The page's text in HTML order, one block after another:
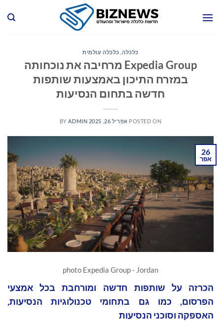
כלכלה, כלכלה עולמית
Expedia Group מרחיבה את נוכחותה
במזרח התיכון באמצעות שותפות
חדשה בתחום הנסיעות
POSTED ON אפריל 26, 2025 BY ADMIN
26
אפר
photo Expedia Group - Jordan
הכרזה על שותפות חדשה ומורחבת בכל אמצעי
הפרסום, כמו גם בתחומי טכנולוגיות הנסיעות,
האספקה וסוכני הנסיעות